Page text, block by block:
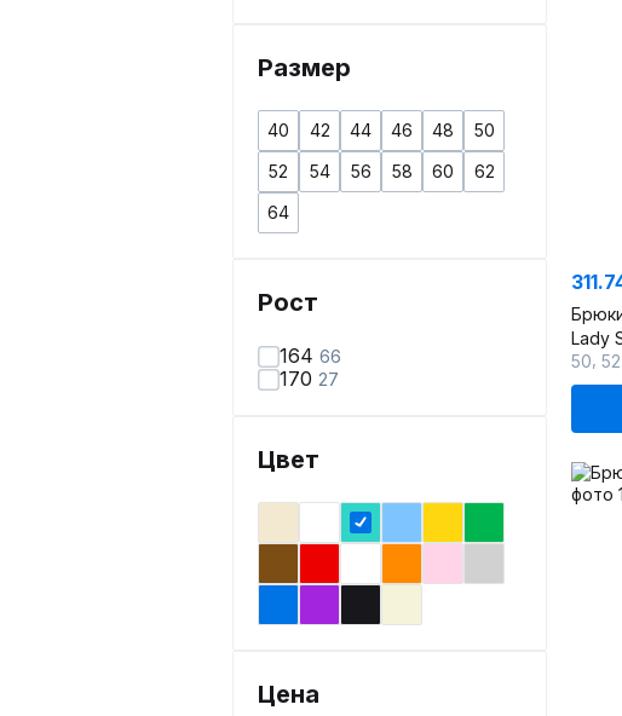
Размер
40 42 44 46 48
50
52
54 56 58 60
62
64
Рост
164 66
170 27
Цвет
Цена
Lady
50 52